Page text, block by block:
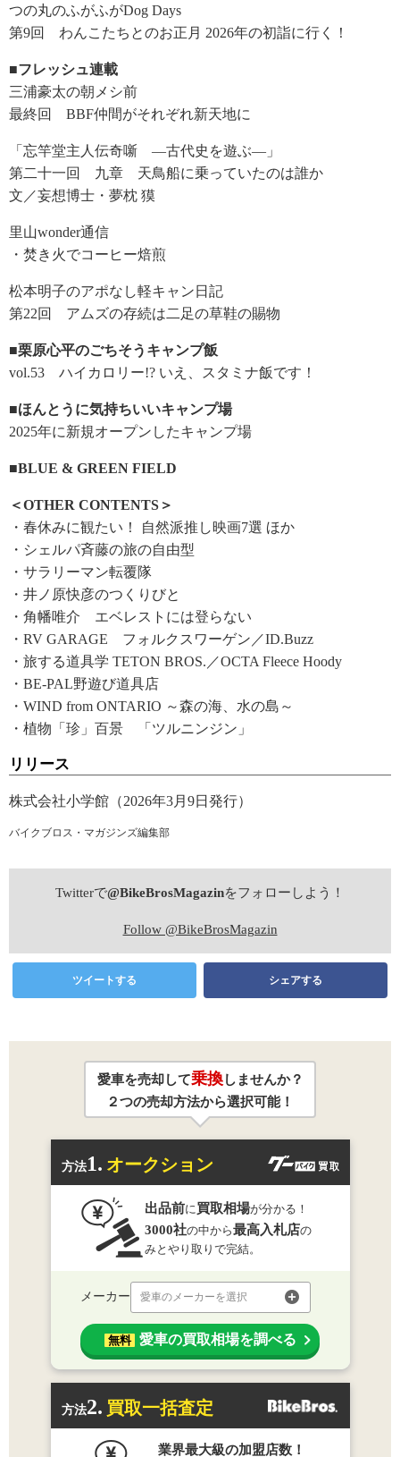
つの丸のふがふがDog Days
第9回 わんこたちとのお正月 2026年の初詣に行く！
■フレッシュ連載
三浦豪太の朝メシ前
最終回 BBF仲間がそれぞれ新天地に
「忘竿堂主人伝奇噺 ―古代史を遊ぶ―」
第二十一回 九章 天鳥船に乗っていたのは誰か
文／妄想博士・夢枕 獏
里山wonder通信
・焚き火でコーヒー焙煎
松本明子のアポなし軽キャン日記
第22回 アムズの存続は二足の草鞋の賜物
■栗原心平のごちそうキャンプ飯
vol.53 ハイカロリー!? いえ、スタミナ飯です！
■ほんとうに気持ちいいキャンプ場
2025年に新規オープンしたキャンプ場
■BLUE & GREEN FIELD
＜OTHER CONTENTS＞
・春休みに観たい！ 自然派推し映画7選 ほか
・シェルパ斉藤の旅の自由型
・サラリーマン転覆隊
・井ノ原快彦のつくりびと
・角幡唯介 エベレストには登らない
・RV GARAGE フォルクスワーゲン／ID.Buzz
・旅する道具学 TETON BROS.／OCTA Fleece Hoody
・BE-PAL野遊び道具店
・WIND from ONTARIO ～森の海、水の島～
・植物「珍」百景 「ツルニンジン」
リリース
株式会社小学館（2026年3月9日発行）
バイクブロス・マガジンズ編集部
Twitterで@BikeBrosMagazinをフォローしよう！
Follow @BikeBrosMagazin
ツイートする シェアする
愛車を売却して乗換しませんか？
２つの売却方法から選択可能！
方法1. オークション
出品前に 買取相場が分かる！
3000社の中から最高入札店の
みとやり取りで完結。
メーカー 愛車のメーカーを選択
無料 愛車の買取相場を調べる
方法2. 買取一括査定
業界最大級の加盟店数！